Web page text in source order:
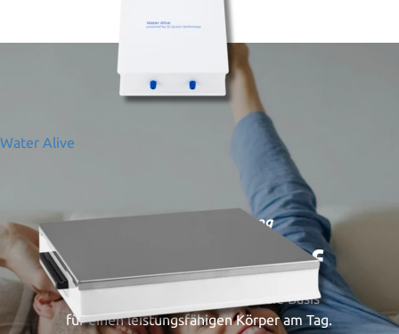
Water Alive
Schlafplatz-Sanierung
Gesunder Schlaf
Regeneration in der Nacht ist die Basis
für einen leistungsfähigen Körper am Tag.